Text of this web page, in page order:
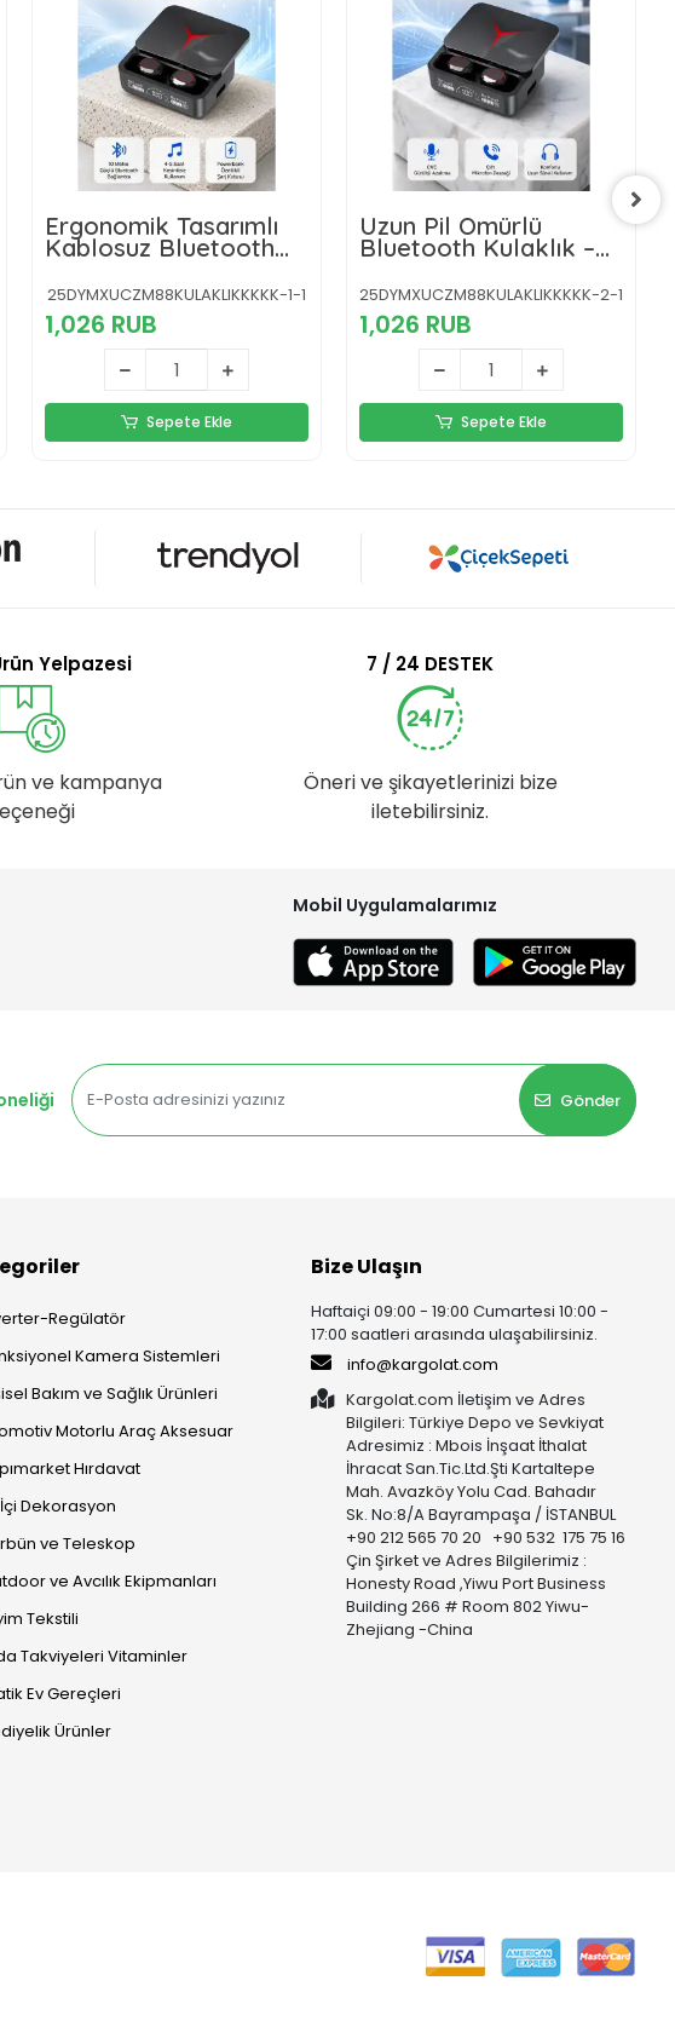
Ergonomik Tasarımlı
Kablosuz Bluetooth
Performansı Yeni Nesil
25DYMXUCZM88KULAKLIKKKKK-1-1
1,026 RUB
Sepete Ekle
Uzun Pil Ömürlü
Bluetooth Kulaklık –
Kullanım İçin Uygun
Yeni Nesil
25DYMXUCZM88KULAKLIKKKKK-2-1
1,026 RUB
Sepete Ekle
Yelpazesi
ve kampanya
7 / 24 DESTEK
Öneri ve şikayetlerinizi bize
iletebilirsiniz.
Mobil Uygulamalarımız
Gönder
Regülatör
Kamera Sistemleri
Bakım ve Sağlık Ürünleri
Motorlu Araç Aksesuar
Hırdavat
Dekorasyon
ve Teleskop
ve Avcılık Ekipmanları
Tekstili
Takviyeleri Vitaminler
Ev Gereçleri
Ürünler
Bize Ulaşın
Haftaiçi 09:00 - 19:00 Cumartesi 10:00 -
17:00 saatleri arasında ulaşabilirsiniz.
info@kargolat.com
Kargolat.com İletişim ve Adres
Bilgileri: Türkiye Depo ve Sevkiyat
Adresimiz : Mbois İnşaat İthalat
İhracat San.Tic.Ltd.Şti Kartaltepe
Mah. Avazköy Yolu Cad. Bahadır
Sk. No:8/A Bayrampaşa / İSTANBUL
+90 212 565 70 20 +90 532 175 75 16
Çin Şirket ve Adres Bilgilerimiz :
Honesty Road ,Yiwu Port Business
Building 266 # Room 802 Yiwu-
Zhejiang -China